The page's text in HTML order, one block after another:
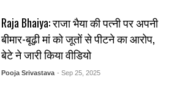
Raja Bhaiya: राजा भैया की पत्नी पर अपनी
बीमार-बूढ़ी मां को जूतों से पीटने का आरोप,
बेटे ने जारी किया वीडियो
Pooja Srivastava - Sep 25, 2025